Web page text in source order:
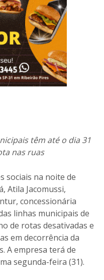
têm até o dia 31
nas ruas
sociais na noite de
Atila Jacomussi,
concessionária
linhas municipais de
de rotas desativadas e
em decorrência da
A empresa terá de
segunda-feira (31).